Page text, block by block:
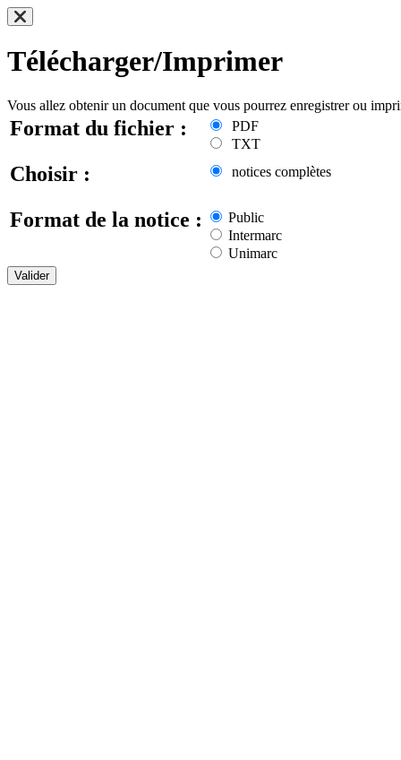
Télécharger/Imprimer
Vous allez obtenir un document que vous pourrez enregistrer ou
Format du fichier :
PDF
TXT
Choisir : notices complètes
Format de la notice :
Public
Intermarc
Unimarc